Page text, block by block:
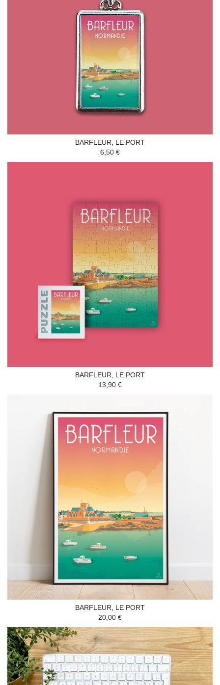
BARFLEUR, LE PORT
6,50 €
BARFLEUR, LE PORT
13,90 €
BARFLEUR, LE PORT
20,00 €